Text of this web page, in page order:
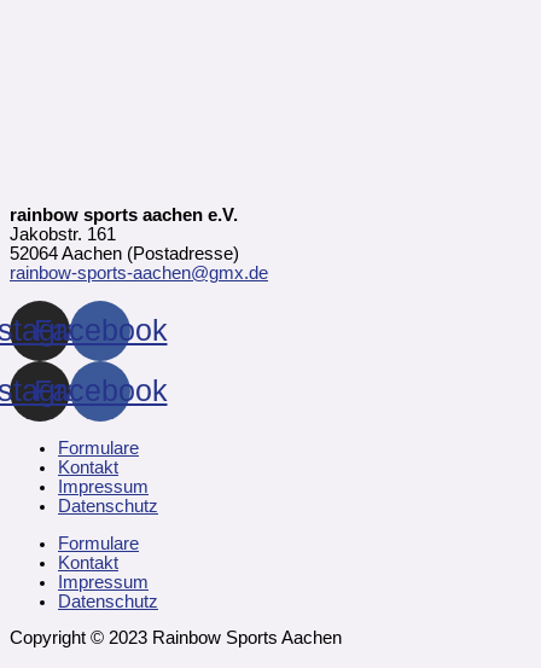
rainbow sports aachen e.V.
Jakobstr. 161
52064 Aachen (Postadresse)
rainbow-sports-aachen@gmx.de
Facebook
Facebook
Formulare
Kontakt
Impressum
Datenschutz
Formulare
Kontakt
Impressum
Datenschutz
Copyright © 2023 Rainbow Sports Aachen